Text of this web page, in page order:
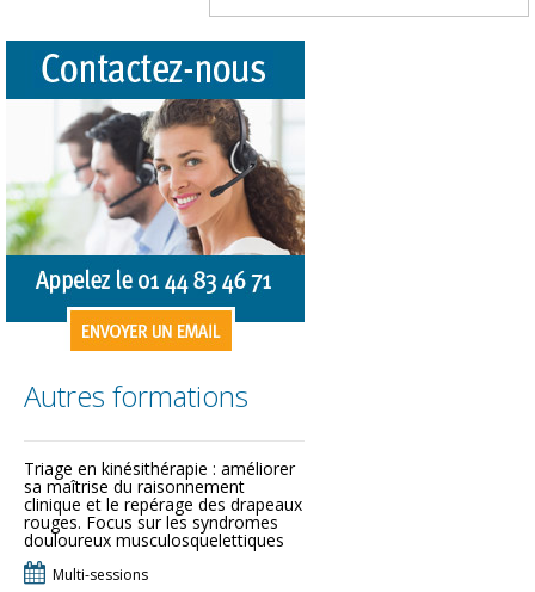
Autres formations
Triage en kinésithérapie : améliorer
sa maîtrise du raisonnement
clinique et le repérage des drapeaux
rouges. Focus sur les syndromes
douloureux musculosquelettiques
Multi-sessions